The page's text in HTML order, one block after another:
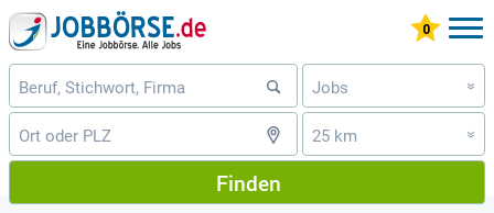
Jobs »
25 km »
Finden